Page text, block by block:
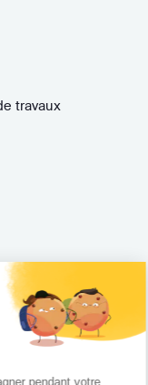
pendant votre
travaux